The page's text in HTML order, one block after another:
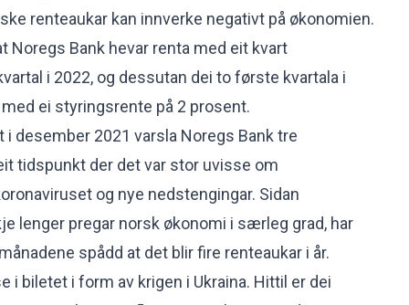
renteaukar kan innverke negativt på økonomien.
Noregs Bank hevar renta med eit kvart
i 2022, og dessutan dei to første kvartala i
ei styringsrente på 2 prosent.
desember 2021 varsla Noregs Bank tre
tidspunkt der det var stor uvisse om
og nye nedstengingar. Sidan
lenger pregar norsk økonomi i særleg grad, har
spådd at det blir fire renteaukar i år.
i biletet i form av krigen i Ukraina. Hittil er dei